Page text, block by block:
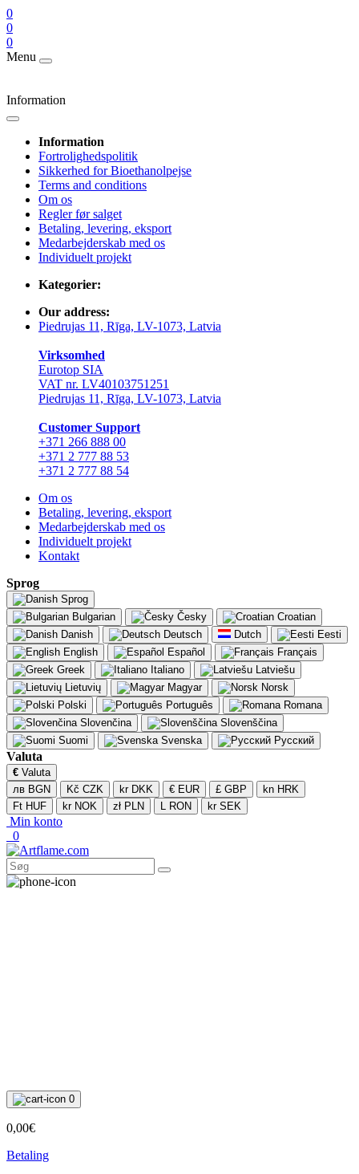
0
0
0
Menu
Information
Information
Fortrolighedspolitik
Sikkerhed for Bioethanolpejse
Terms and conditions
Om os
Regler før salget
Betaling, levering, eksport
Medarbejderskab med os
Individuelt projekt
Kategorier:
Our address:
Piedrujas 11, Rīga, LV-1073, Latvia
Virksomhed
Eurotop SIA
VAT nr. LV40103751251
Piedrujas 11, Rīga, LV-1073, Latvia
Сustomer Support
+371 266 888 00
+371 2 777 88 53
+371 2 777 88 54
Om os
Betaling, levering, eksport
Medarbejderskab med os
Individuelt projekt
Kontakt
Sprog
Sprog
Bulgarian
Česky
Croatian
Danish
Deutsch Dutch
Eesti
English
Español
Français
Greek
Italiano
Latviešu
Lietuvių
Magyar
Norsk
Polski
Português
Romana
Slovenčina
Slovenščina
Suomi
Svenska Русский
Valuta
€ Valuta
лв BGN
Kč CZK kr DKK € EUR £ GBP
kn HRK
Ft HUF
kr NOK zł PLN L RON kr SEK
Min konto
0
0
0,00€
Betaling